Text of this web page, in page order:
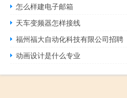
怎么样建电子邮箱
天车变频器怎样接线
福州福大自动化科技有限公司招聘
动画设计是什么专业